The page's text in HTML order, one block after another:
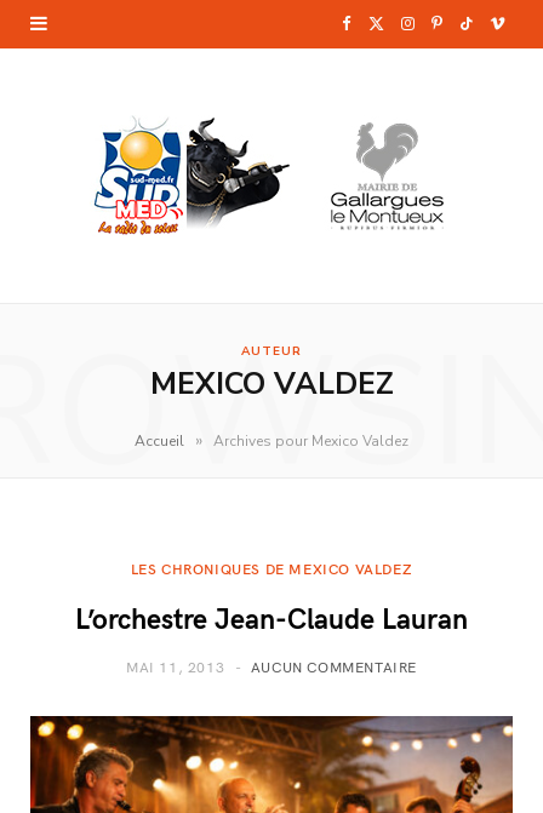
F
b
w
i
I
a
P
e
T V
AUTEUR
MEXICO VALDEZ
Accueil » Archives pour Mexico Valdez
LES CHRONIQUES DE MEXICO VALDEZ
L’orchestre Jean-Claude Lauran
MAI 11, 2013 AUCUN COMMENTAIRE